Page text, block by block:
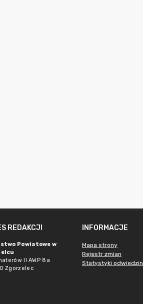
REDAKCJI
Powiatowe w
II AWP 8a
Zgorzelec
INFORMACJE
Mapa strony
Rejestr zmian
Statystyki odwiedzin